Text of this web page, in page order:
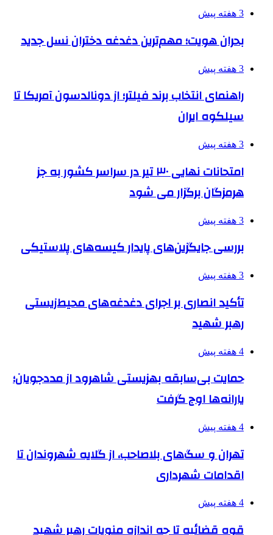
3 هفته پیش
بحران هویت؛ مهم‌ترین دغدغه دختران نسل جدید
3 هفته پیش
راهنمای انتخاب برند فیلتر؛ از دونالدسون آمریکا تا
سیلکوه ایران
3 هفته پیش
امتحانات نهایی ۳۰ تیر در سراسر کشور به جز
هرمزگان برگزار می شود
3 هفته پیش
بررسی جایگزین‌های پایدار کیسه‌های پلاستیکی
3 هفته پیش
تأکید انصاری بر اجرای دغدغه‌های محیط‌زیستی
رهبر شهید
4 هفته پیش
حمایت بی‌سابقه بهزیستی شاهرود از مددجویان؛
یارانه‌ها اوج گرفت
4 هفته پیش
تهران و سگ‌های بلاصاحب، از گلایه شهروندان تا
اقدامات شهرداری
4 هفته پیش
قوه قضائیه تا چه اندازه منویات رهبر شهید